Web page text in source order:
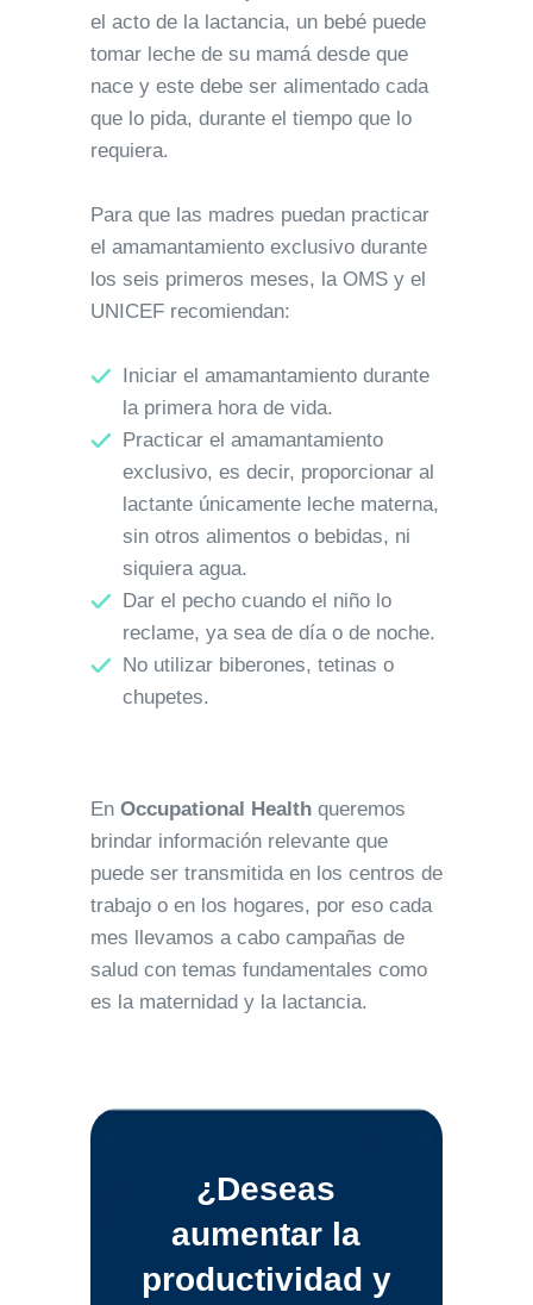
el acto de la lactancia, un bebé puede
tomar leche de su mamá desde que
nace y este debe ser alimentado cada
que lo pida, durante el tiempo que lo
requiera.
Para que las madres puedan practicar
el amamantamiento exclusivo durante
los seis primeros meses, la OMS y el
UNICEF recomiendan:
Iniciar el amamantamiento durante
la primera hora de vida.
Practicar el amamantamiento
exclusivo, es decir, proporcionar al
lactante únicamente leche materna,
sin otros alimentos o bebidas, ni
siquiera agua.
Dar el pecho cuando el niño lo
reclame, ya sea de día o de noche.
No utilizar biberones, tetinas o
chupetes.
En Occupational Health queremos
brindar información relevante que
puede ser transmitida en los centros de
trabajo o en los hogares, por eso cada
mes llevamos a cabo campañas de
salud con temas fundamentales como
es la maternidad y la lactancia.
¿Deseas
aumentar la
productividad y